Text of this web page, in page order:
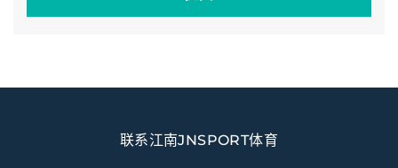
联系江南JNSPORT体育